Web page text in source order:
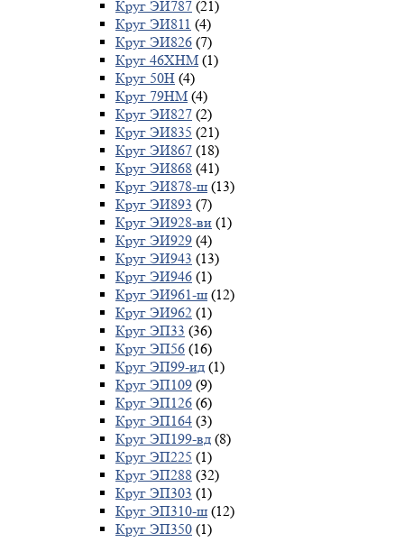
Круг ЭИ787 (21)
Круг ЭИ811 (4)
Круг ЭИ826 (7)
Круг 46ХНМ (1)
Круг 50Н (4)
Круг 79НМ (4)
Круг ЭИ827 (2)
Круг ЭИ835 (21)
Круг ЭИ867 (18)
Круг ЭИ868 (41)
Круг ЭИ878-ш (13)
Круг ЭИ893 (7)
Круг ЭИ928-ви (1)
Круг ЭИ929 (4)
Круг ЭИ943 (13)
Круг ЭИ946 (1)
Круг ЭИ961-ш (12)
Круг ЭИ962 (1)
Круг ЭП33 (36)
Круг ЭП56 (16)
Круг ЭП99-ид (1)
Круг ЭП109 (9)
Круг ЭП126 (6)
Круг ЭП164 (3)
Круг ЭП199-вд (8)
Круг ЭП225 (1)
Круг ЭП288 (32)
Круг ЭП303 (1)
Круг ЭП310-ш (12)
Круг ЭП350 (1)